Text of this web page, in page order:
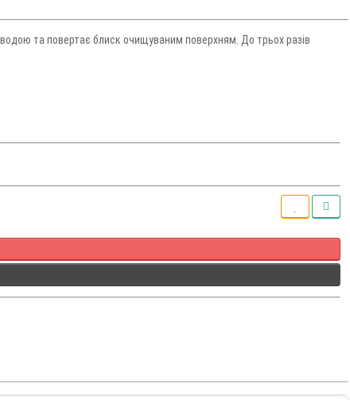
водою та повертає блиск очищуваним поверхням. До трьох разів